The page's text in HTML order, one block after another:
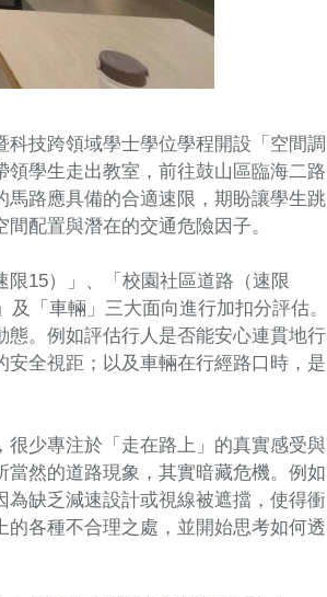
技跨領域學士學位學程開設「空間調
學生走出教室，前往鼓山區臨海二路
路應具備的合適速限，期盼讓學生跳
配置與潛在的交通危險因子。
15）」、「校園社區道路（速限
「車輛」三大面向進行加扣分評估。
。例如評估行人是否能安心連貫地行
全視距；以及車輛在行經路口時，是
少專注於「走在路上」的真實感受與
然的道路現象，其實暗藏危機。例如
缺乏減速設計或視線被遮擋，使得衝
各種不合理之處，並開始思考如何透